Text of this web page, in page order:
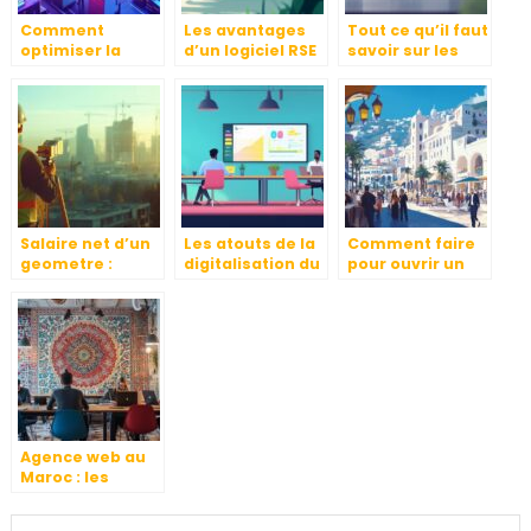
Comment
optimiser la
commandes
pour une
logistique fluide
Les avantages
d’un logiciel RSE
la gestion
durable en
entreprise
Tout ce qu’il faut
savoir sur les
informatiques à
l’ère du cloud
computing
Salaire net d’un
geometre :
entre secteur
public et prive
Les atouts de la
digitalisation du
Comment faire
pour ouvrir un
Agence web au
Maroc : les
votre entreprise